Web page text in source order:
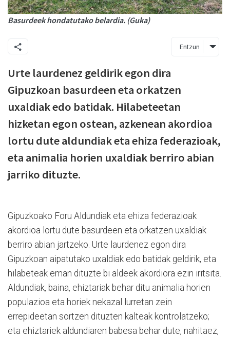
Basurdeek hondatutako belardia. (Guka)
Entzun
Urte laurdenez geldirik egon dira
Gipuzkoan basurdeen eta orkatzen
uxaldiak edo batidak. Hilabeteetan
hizketan egon ostean, azkenean akordioa
lortu dute aldundiak eta ehiza federazioak,
eta animalia horien uxaldiak berriro abian
jarriko dituzte.
Gipuzkoako Foru Aldundiak eta ehiza federazioak
akordioa lortu dute basurdeen eta orkatzen uxaldiak
berriro abian jartzeko. Urte laurdenez egon dira
Gipuzkoan aipatutako uxaldiak edo batidak geldirik, eta
hilabeteak eman dituzte bi aldeek akordiora ezin iritsita.
Aldundiak, baina, ehiztariak behar ditu animalia horien
populazioa eta horiek nekazal lurretan zein
errepideetan sortzen dituzten kalteak kontrolatzeko;
eta ehiztariek aldundiaren babesa behar dute, nahitaez,